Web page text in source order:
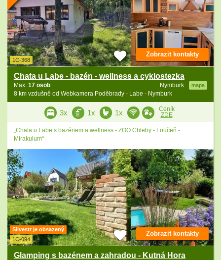
1C-368
Chata u Labe - bazén - wellness a cyklostezka
Nymburk mapa
Max. 17 osob
8 km vzdušně od Webkamera Poděbrady - Labe - Nymburk
Zobrazit kontakty
3x 1x 1x
Ceník
ZDE
„Chata u Labe s bazénem a wellness - ZOO Chleby - Loučeň -
Mirakulum“
Silvestr je obsazený
1C-094
Glamping s bazénem a zahradou - Kutná Hora
Zobrazit kontakty